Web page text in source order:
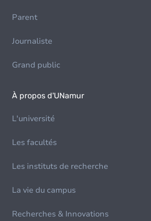
Parent
Journaliste
Grand public
À propos d'UNamur
L'université
Les facultés
Les instituts de recherche
La vie du campus
Recherches & Innovations